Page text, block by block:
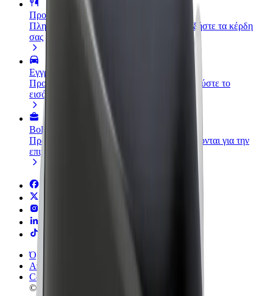
Προσθήκη εστιατορίου ή καταστήματος
Πλησιάστε περισσότερους πελάτες και αυξήστε τα κέρδη
σας
Εγγραφείτε ως ιδιοκτήτης στόλου
Προσθέστε το στόλο σας στο Bolt και ενισχύστε το
εισόδημά σας
Bolt for Business
Προϊόντα και υπηρεσίες Bolt που κλιμακώνονται για την
επιχείρησή σας
Όροι & Προϋποθέσεις
Απόρρητο
Cookies
© 2026 Bolt Technology OÜ